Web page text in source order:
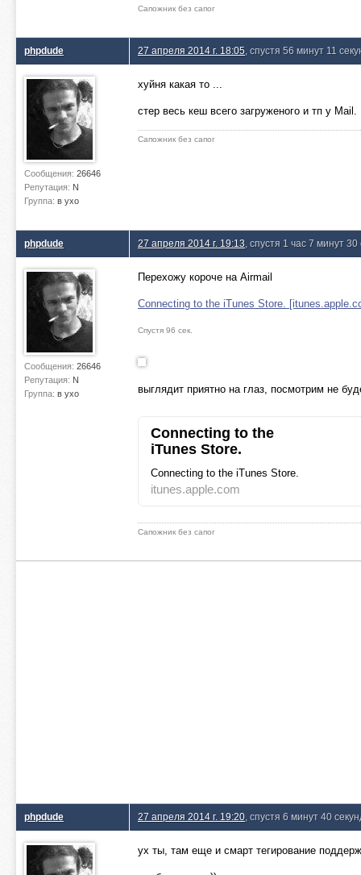
Сапожник без сапог
phpdude
Сообщения: 26646
Репутация: N
Группа: в ухо
27 апреля 2014 г. 18:05 , спустя 56 минут 11
хуйня какая то ...
стер весь кеш всего загруженого и тп у
Сапожник без сапог
phpdude
Сообщения: 26646
Репутация: N
Группа: в ухо
27 апреля 2014 г. 19:13 , спустя 1 час 7 минут 30
Перехожу короче на Airmail
Connecting to the iTunes Store.
Спустя 96 сек.
выглядит приятно на глаз, посмотрим не
Connecting to the
iTunes Store.
Connecting to the iTunes Store.
itunes.apple.com
Сапожник без сапог
phpdude 27 апреля 2014 г. 19:20 , спустя 6 минут 40
ух ты, там еще и смарт тегирование